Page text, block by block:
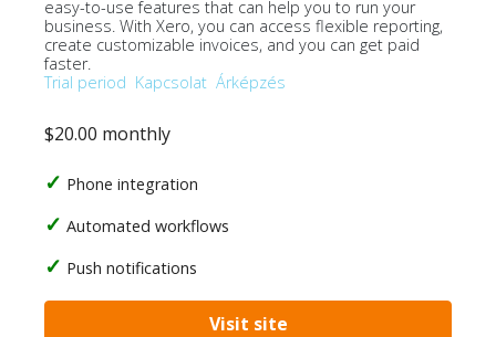
easy-to-use features that can help you to run your
business. With Xero, you can access flexible reporting,
create customizable invoices, and you can get paid
faster.
Trial period Kapcsolat Árképzés
$20.00 monthly
Phone integration
Automated workflows
Push notifications
Visit site